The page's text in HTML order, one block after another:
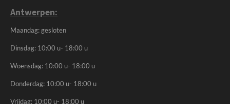
Antwerpen:
Maandag: gesloten
Dinsdag: 10:00 u- 18:00 u
Woensdag: 10:00 u- 18:00 u
Donderdag: 10:00 u- 18:00 u
Vrijdag: 10:00 u- 18:00 u